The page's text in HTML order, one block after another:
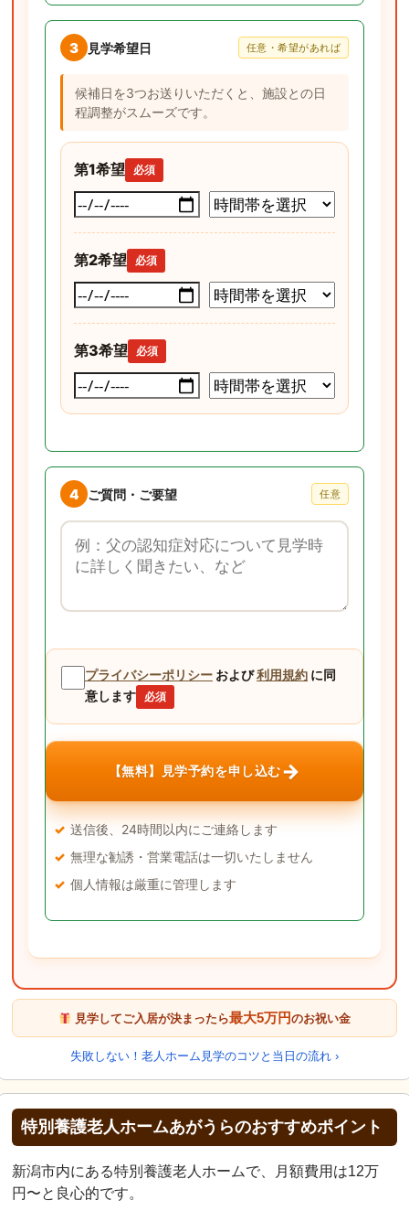
3 見学希望日 任意・希望があれば
候補日を3つお送りいただくと、施設との日
程調整がスムーズです。
第1希望 必須
第2希望 必須
第3希望 必須
4 ご質問・ご要望 任意
ご質問・ご要望
プライバシーポリシー および利用規約 に同
意します
必須
【無料】見学予約を申し込む→
送信後、24時間以内にご連絡します
無理な勧誘・営業電話は一切いたしません
個人情報は厳重に管理します
見学してご入居が決まったら最大5万円のお祝い金
失敗しない！老人ホーム見学のコツと当日の流れ ›
特別養護老人ホームあがうらのおすすめポイント
新潟市内にある特別養護老人ホームで、月額費用は12万
円〜と良心的です。